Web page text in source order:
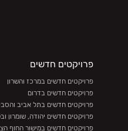
פרויקטים חדשים
פרויקטים חדשים במרכז והשרון
פרויקטים חדשים בדרום
פרויקטים חדשים בתל אביב
פרויקטים חדשים יהודה, שומרון
פרויקטים חדשים במישור החוף